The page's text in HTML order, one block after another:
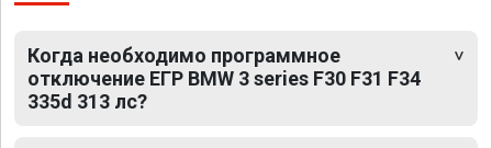
Когда необходимо программное
отключение ЕГР BMW 3 series F30 F31 F34
335d 313 лс?